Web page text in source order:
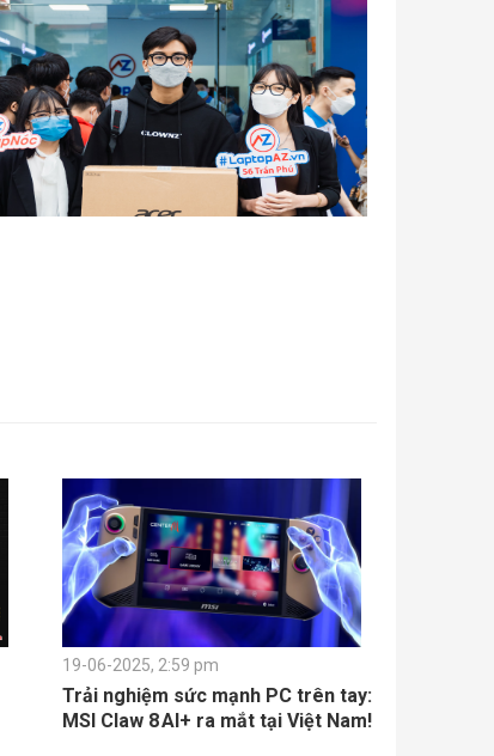
19-06-2025, 2:59 pm
Trải nghiệm sức mạnh PC trên tay:
MSI Claw 8 AI+ ra mắt tại Việt Nam!